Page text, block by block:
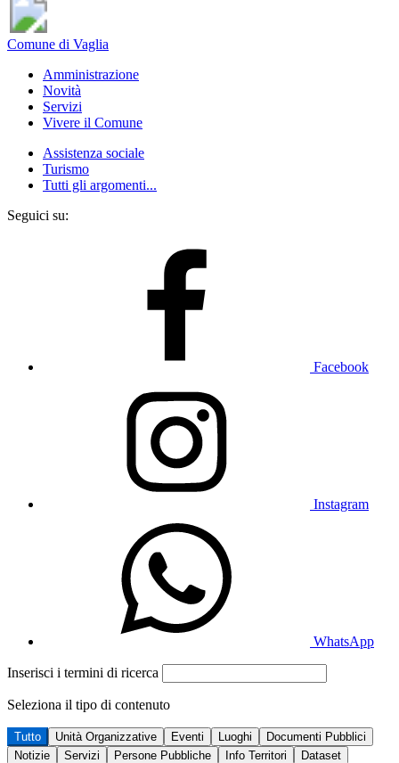
Comune di Vaglia
Amministrazione
Novità
Servizi
Vivere il Comune
Assistenza sociale
Turismo
Tutti gli argomenti...
Seguici su:
Facebook
Instagram
WhatsApp
Inserisci i termini di ricerca
Seleziona il tipo di contenuto
Tutto Unità Organizzative Eventi Luoghi
Documenti Pubblici
Notizie
Servizi Persone Pubbliche Info Territori Dataset